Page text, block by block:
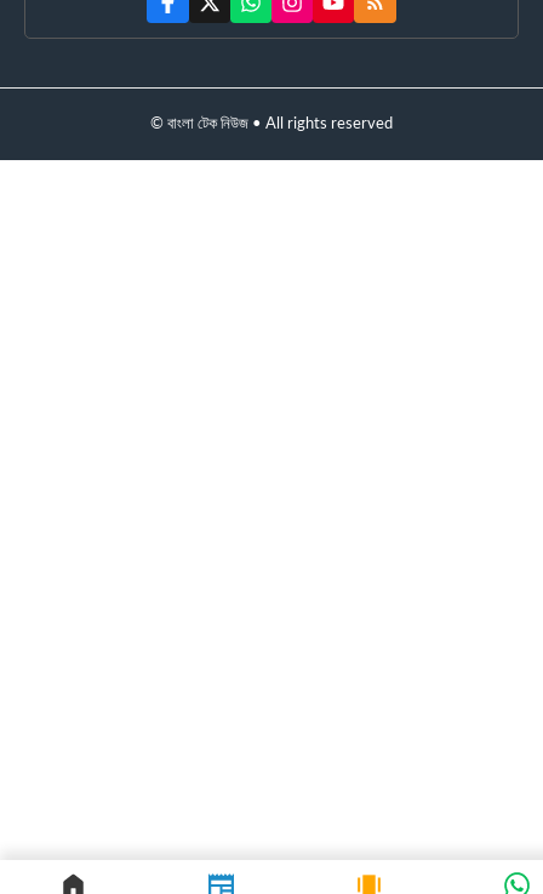
© বাংলা টেক নিউজ • All rights reserved